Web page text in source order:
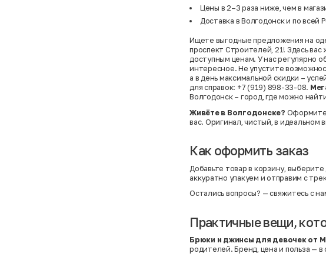
Цены в 2–3 раза ниже, чем в
Доставка в Волгодонск и по
Ищете выгодные предложения на
проспект Строителей, 21! Здесь
доступным ценам. У нас регулярно
интересное. Не упустите
а в день максимальной скидки –
для справок: +7 (919) 898-33-08.
Волгодонск – город, где можно
Живёте в Волгодонске? Оформите
вас. Оригинал, чистый, в идеальном
Как оформить заказ
Добавьте товар в корзину,
аккуратно упакуем и отправим с
Остались вопросы? — свяжитесь с
Практичные вещи,
Брюки и джинсы для девочек от
родителей. Бренд, цена и польза — в